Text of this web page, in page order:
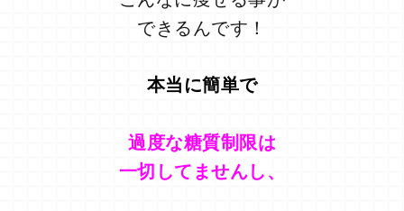
できるんです！
本当に簡単で
過度な糖質制限は
一切してませんし、